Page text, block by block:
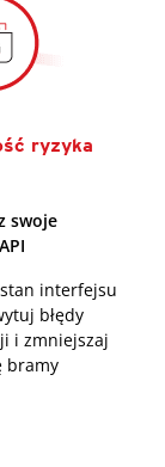
ryzyka
swoje
interfejsu
błędy
i zmniejszaj
bramy